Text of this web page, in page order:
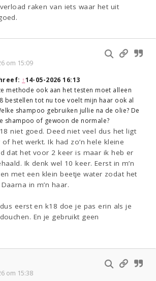
raken van iets waar het uit
om 15:09
↑14-05-2026 16:13
methode ook aan het testen moet alleen
bestellen tot nu toe voelt mijn haar ook al
shampoo gebruiken jullie na de olie? De
shampoo of gewoon de normale?
niet goed. Deed niet veel dus het ligt
het werkt. Ik had zo’n hele kleine
dat het voor 2 keer is maar ik heb er
Ik denk wel 10 keer. Eerst in m’n
met een klein beetje water zodat het
in m’n haar.
eerst en k18 doe je pas erin als je
En je gebruikt geen
om 15:38